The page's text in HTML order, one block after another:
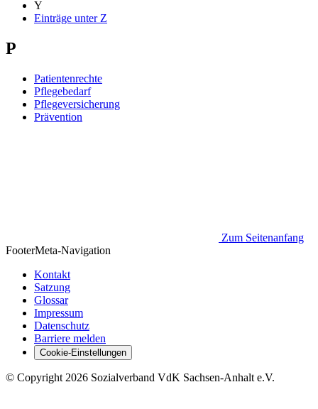
Y
Einträge unterZ
P
Patientenrechte
Pflegebedarf
Pflegeversicherung
Prävention
Zum Seitenanfang
FooterMeta-Navigation
Kontakt
Satzung
Glossar
Impressum
Datenschutz
Barriere melden
Cookie-Einstellungen
© Copyright 2026 Sozialverband VdK Sachsen-Anhalt e.V.